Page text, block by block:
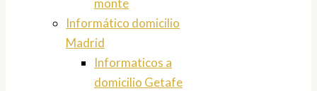
monte
Informático domicilio
Madrid
Informaticos a
domicilio Getafe